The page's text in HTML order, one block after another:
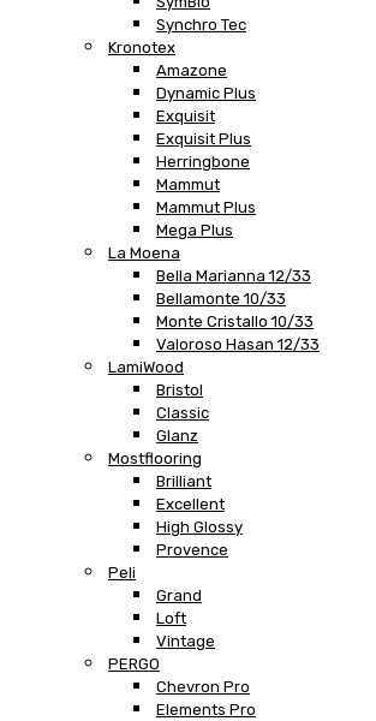
Synchro Tec
Kronotex
Amazone
Dynamic Plus
Exquisit
Exquisit Plus
Herringbone
Mammut
Mammut Plus
Mega Plus
La Moena
Bella Marianna 12/33
Bellamonte 10/33
Monte Cristallo 10/33
Valoroso Hasan 12/33
LamiWood
Bristol
Classic
Glanz
Mostflooring
Brilliant
Excellent
High Glossy
Provence
Peli
Grand
Loft
Vintage
PERGO
Chevron Pro
Elements Pro